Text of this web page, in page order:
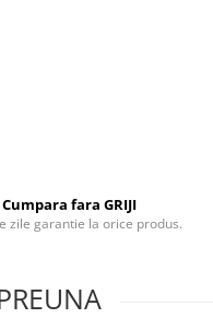
Cumpara fara GRIJI
zile garantie la orice produs.